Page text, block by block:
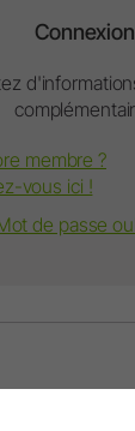
Connexion
membre ?
vous ici !
de passe